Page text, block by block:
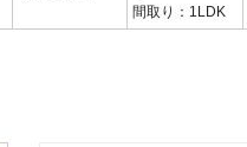
間取り：1LDK